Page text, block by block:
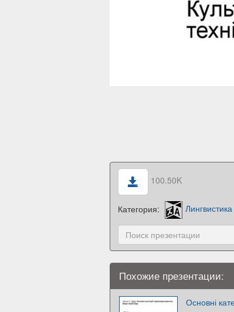
100.50K
Категория: Лингвистика
Похожие презентации:
Основні